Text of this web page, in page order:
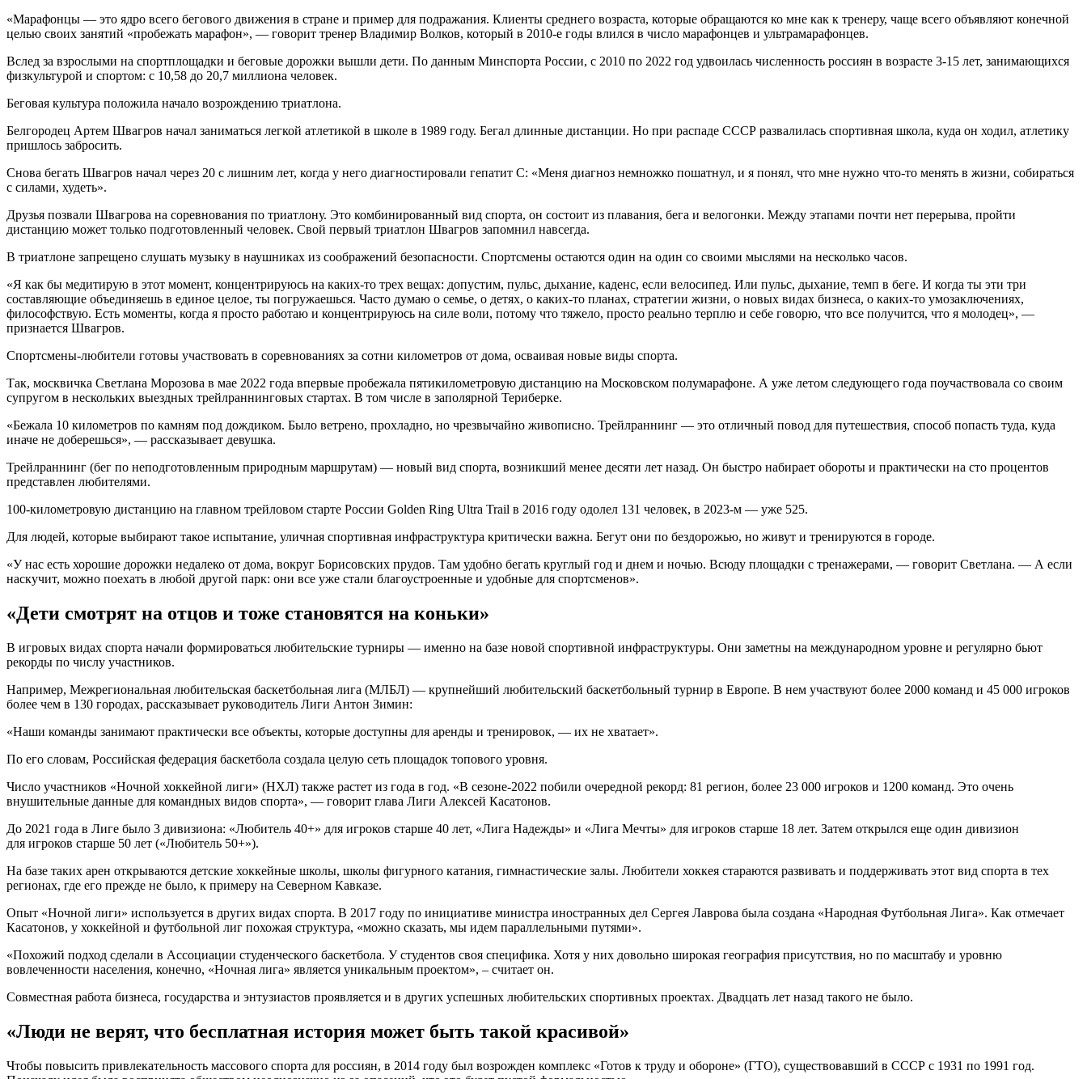
«Марафонцы — это ядро всего бегового движения в стране и пример для подражания. Клиенты среднего возраста, которые обращаются ко мне как к тренеру, чаще всего объявляют конечной
целью своих занятий «пробежать марафон», — говорит тренер Владимир Волков, который в 2010-е годы влился в число марафонцев и ультрамарафонцев.
Вслед за взрослыми на спортплощадки и беговые дорожки вышли дети. По данным Минспорта России, с 2010 по 2022 год удвоилась численность россиян в возрасте 3-15 лет, занимающихся
физкультурой и спортом: с 10,58 до 20,7 миллиона человек.
Беговая культура положила начало возрождению триатлона.
Белгородец Артем Швагров начал заниматься легкой атлетикой в школе в 1989 году. Бегал длинные дистанции. Но при распаде СССР развалилась спортивная школа, куда он ходил, атлетику
пришлось забросить.
Снова бегать Швагров начал через 20 с лишним лет, когда у него диагностировали гепатит С: «Меня диагноз немножко пошатнул, и я понял, что мне нужно что-то менять в жизни, собираться
с силами, худеть».
Друзья позвали Швагрова на соревнования по триатлону. Это комбинированный вид спорта, он состоит из плавания, бега и велогонки. Между этапами почти нет перерыва, пройти
дистанцию может только подготовленный человек. Свой первый триатлон Швагров запомнил навсегда.
В триатлоне запрещено слушать музыку в наушниках из соображений безопасности. Спортсмены остаются один на один со своими мыслями на несколько часов.
«Я как бы медитирую в этот момент, концентрируюсь на каких-то трех вещах: допустим, пульс, дыхание, каденс, если велосипед. Или пульс, дыхание, темп в беге. И когда ты эти три
составляющие объединяешь в единое целое, ты погружаешься. Часто думаю о семье, о детях, о каких-то планах, стратегии жизни, о новых видах бизнеса, о каких-то умозаключениях,
философствую. Есть моменты, когда я просто работаю и концентрируюсь на силе воли, потому что тяжело, просто реально терплю и себе говорю, что все получится, что я молодец», —
признается Швагров.
Спортсмены-любители готовы участвовать в соревнованиях за сотни километров от дома, осваивая новые виды спорта.
Так, москвичка Светлана Морозова в мае 2022 года впервые пробежала пятикилометровую дистанцию на Московском полумарафоне. А уже летом следующего года поучаствовала со своим
супругом в нескольких выездных трейлраннинговых стартах. В том числе в заполярной Териберке.
«Бежала 10 километров по камням под дождиком. Было ветрено, прохладно, но чрезвычайно живописно. Трейлраннинг — это отличный повод для путешествия, способ попасть туда, куда
иначе не доберешься», — рассказывает девушка.
Трейлраннинг (бег по неподготовленным природным маршрутам) — новый вид спорта, возникший менее десяти лет назад. Он быстро набирает обороты и практически на сто процентов
представлен любителями.
100-километровую дистанцию на главном трейловом старте России Golden Ring Ultra Trail в 2016 году одолел 131 человек, в 2023-м — уже 525.
Для людей, которые выбирают такое испытание, уличная спортивная инфраструктура критически важна. Бегут они по бездорожью, но живут и тренируются в городе.
«У нас есть хорошие дорожки недалеко от дома, вокруг Борисовских прудов. Там удобно бегать круглый год и днем и ночью. Всюду площадки с тренажерами, — говорит Светлана. — А если
наскучит, можно поехать в любой другой парк: они все уже стали благоустроенные и удобные для спортсменов».
«Дети смотрят на отцов и тоже становятся на коньки»
В игровых видах спорта начали формироваться любительские турниры — именно на базе новой спортивной инфраструктуры. Они заметны на международном уровне и регулярно бьют
рекорды по числу участников.
Например, Межрегиональная любительская баскетбольная лига (МЛБЛ) — крупнейший любительский баскетбольный турнир в Европе. В нем участвуют более 2000 команд и 45 000 игроков
более чем в 130 городах, рассказывает руководитель Лиги Антон Зимин:
«Наши команды занимают практически все объекты, которые доступны для аренды и тренировок, — их не хватает».
По его словам, Российская федерация баскетбола создала целую сеть площадок топового уровня.
Число участников «Ночной хоккейной лиги» (НХЛ) также растет из года в год. «В сезоне-2022 побили очередной рекорд: 81 регион, более 23 000 игроков и 1200 команд. Это очень
внушительные данные для командных видов спорта», — говорит глава Лиги Алексей Касатонов.
До 2021 года в Лиге было 3 дивизиона: «Любитель 40+» для игроков старше 40 лет, «Лига Надежды» и «Лига Мечты» для игроков старше 18 лет. Затем открылся еще один дивизион
для игроков старше 50 лет («Любитель 50+»).
На базе таких арен открываются детские хоккейные школы, школы фигурного катания, гимнастические залы. Любители хоккея стараются развивать и поддерживать этот вид спорта в тех
регионах, где его прежде не было, к примеру на Северном Кавказе.
Опыт «Ночной лиги» используется в других видах спорта. В 2017 году по инициативе министра иностранных дел Сергея Лаврова была создана «Народная Футбольная Лига». Как отмечает
Касатонов, у хоккейной и футбольной лиг похожая структура, «можно сказать, мы идем параллельными путями».
«Похожий подход сделали в Ассоциации студенческого баскетбола. У студентов своя специфика. Хотя у них довольно широкая география присутствия, но по масштабу и уровню
вовлеченности населения, конечно, «Ночная лига» является уникальным проектом», – считает он.
Совместная работа бизнеса, государства и энтузиастов проявляется и в других успешных любительских спортивных проектах. Двадцать лет назад такого не было.
«Люди не верят, что бесплатная история может быть такой красивой»
Чтобы повысить привлекательность массового спорта для россиян, в 2014 году был возрожден комплекс «Готов к труду и обороне» (ГТО), существовавший в СССР с 1931 по 1991 год.